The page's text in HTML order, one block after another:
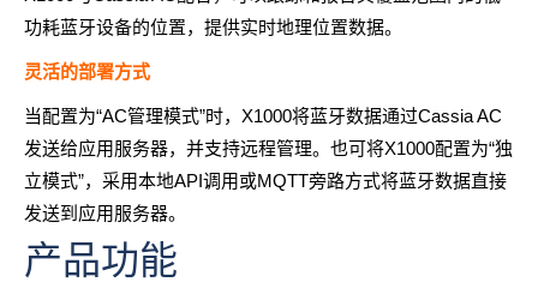
功耗蓝牙设备的位置，提供实时地理位置数据。
灵活的部署方式
当配置为“AC管理模式”时，X1000将蓝牙数据通过Cassia AC
发送给应用服务器，并支持远程管理。也可将X1000配置为“独
立模式”，采用本地API调用或MQTT旁路方式将蓝牙数据直接
发送到应用服务器。
产品功能